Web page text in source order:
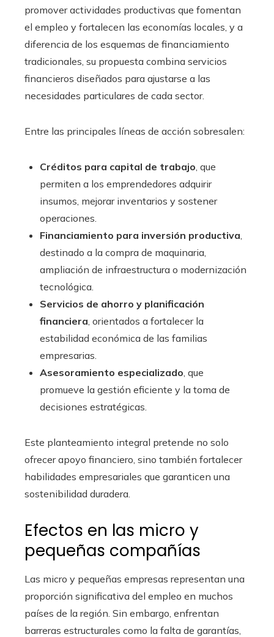
promover actividades productivas que fomentan
el empleo y fortalecen las economías locales, y a
diferencia de los esquemas de financiamiento
tradicionales, su propuesta combina servicios
financieros diseñados para ajustarse a las
necesidades particulares de cada sector.
Entre las principales líneas de acción sobresalen:
Créditos para capital de trabajo, que
permiten a los emprendedores adquirir
insumos, mejorar inventarios y sostener
operaciones.
Financiamiento para inversión productiva,
destinado a la compra de maquinaria,
ampliación de infraestructura o modernización
tecnológica.
Servicios de ahorro y planificación
financiera, orientados a fortalecer la
estabilidad económica de las familias
empresarias.
Asesoramiento especializado, que
promueve la gestión eficiente y la toma de
decisiones estratégicas.
Este planteamiento integral pretende no solo
ofrecer apoyo financiero, sino también fortalecer
habilidades empresariales que garanticen una
sostenibilidad duradera.
Efectos en las micro y
pequeñas compañías
Las micro y pequeñas empresas representan una
proporción significativa del empleo en muchos
países de la región. Sin embargo, enfrentan
barreras estructurales como la falta de garantías,